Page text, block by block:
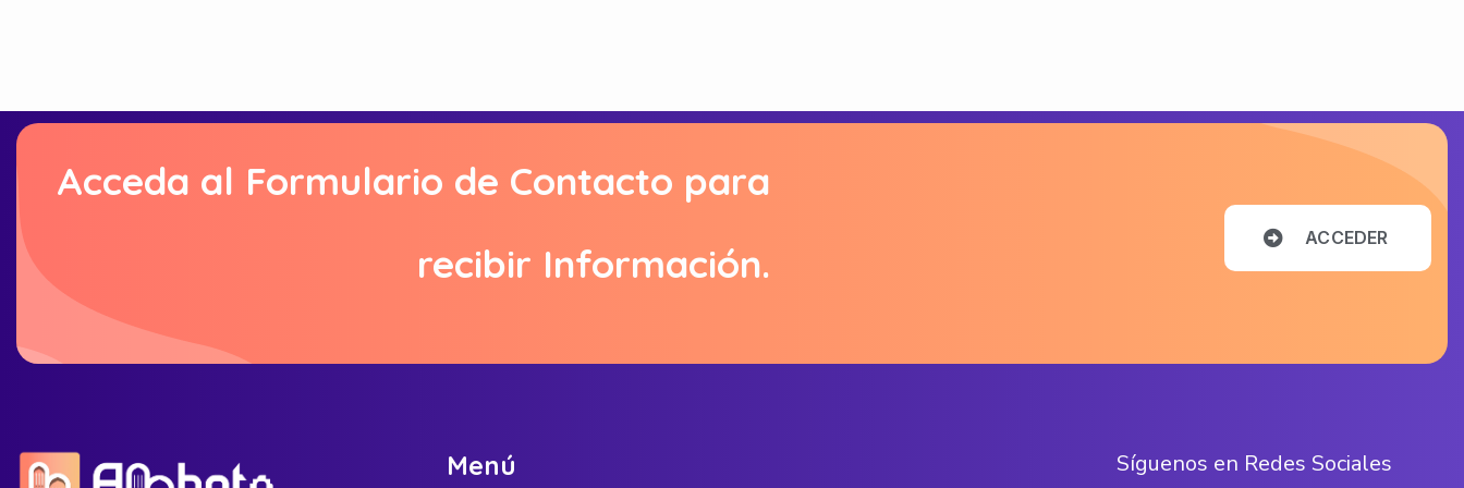
Acceda al Formulario de Contacto para
recibir Información.
ACCEDER
Menú Síguenos en Redes Sociales